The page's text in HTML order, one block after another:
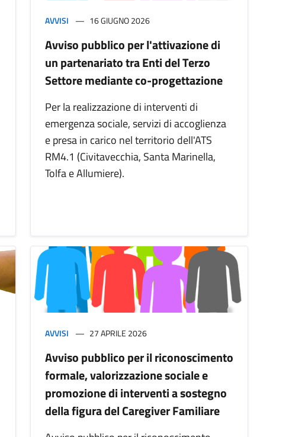
AVVISI 16 GIUGNO 2026
Avviso pubblico per l'attivazione di
un partenariato tra Enti del Terzo
Settore mediante co-progettazione
Per la realizzazione di interventi di
emergenza sociale, servizi di accoglienza
e presa in carico nel territorio dell'ATS
RM4.1 (Civitavecchia, Santa Marinella,
Tolfa e Allumiere).
AVVISI 27 APRILE 2026
Avviso pubblico per il riconoscimento
formale, valorizzazione sociale e
promozione di interventi a sostegno
della figura del Caregiver Familiare